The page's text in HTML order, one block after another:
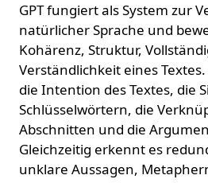
GPT fungiert als System zur
natürlicher Sprache und
Kohärenz, Struktur,
Verständlichkeit eines
die Intention des Textes, die
Schlüsselwörtern, die
Abschnitten und die
Gleichzeitig erkennt es
unklare Aussagen,